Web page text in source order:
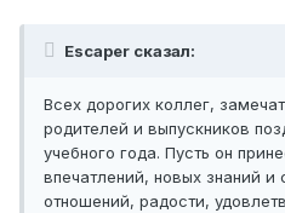
Escaper сказал:
Всех дорогих коллег,
родителей и выпускников
учебного года. Пусть он
впечатлений, новых знаний
отношений, радости,